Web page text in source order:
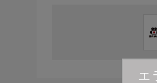
エ